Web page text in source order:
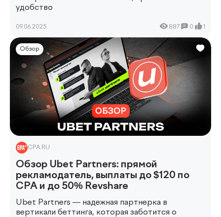
удобство
09.06.2025 887 0 1
Обзор
CPA.RU
Обзор Ubet Partners: прямой
рекламодатель, выплаты до $120 по
CPA и до 50% Revshare
Ubet Partners — надежная партнерка в
вертикали беттинга, которая заботится о